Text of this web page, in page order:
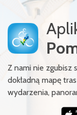
Z nami nie zgubisz
dokładną mapę
wydarzenia,